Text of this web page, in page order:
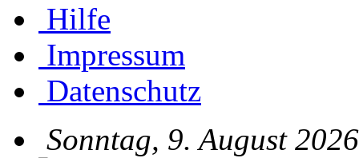
Hilfe
Impressum
Datenschutz
Sonntag, 9. August